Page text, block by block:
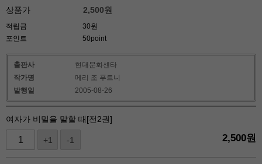
상품가 2,500원
적립금
30원
포인트
50point
출판사
현대문화센타
작가명
메리 조 푸트니
발행일
2005-08-26
여자가 비밀을 말할 때[전2권]
+1 -1 2,500원